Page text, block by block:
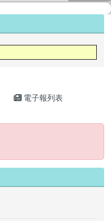
電子報列表